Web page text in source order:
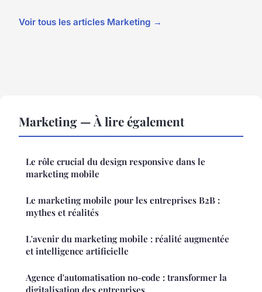
Voir tous les articles Marketing →
Marketing — À lire également
Le rôle crucial du design responsive dans le
marketing mobile
Le marketing mobile pour les entreprises B2B :
mythes et réalités
L'avenir du marketing mobile : réalité augmentée
et intelligence artificielle
Agence d'automatisation no-code : transformer la